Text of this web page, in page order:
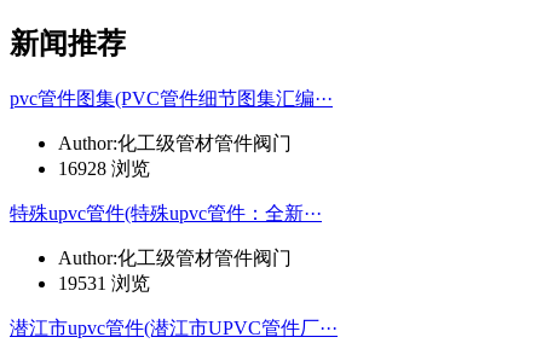
新闻推荐
pvc管件图集(PVC管件细节图集汇编···
Author:化工级管材管件阀门
16928 浏览
特殊upvc管件(特殊upvc管件：全新···
Author:化工级管材管件阀门
19531 浏览
潜江市upvc管件(潜江市UPVC管件厂···